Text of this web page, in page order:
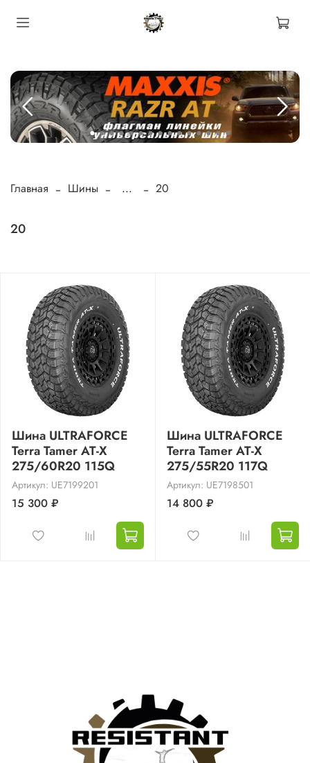
Главная Шины ... 20
20
Шина ULTRAFORCE
Terra Tamer AT-X
275/60R20 115Q
Артикул: UE7199201
15 300 ₽
Шина ULTRAFORCE
Terra Tamer AT-X
275/55R20 117Q
Артикул: UE7198501
14 800 ₽